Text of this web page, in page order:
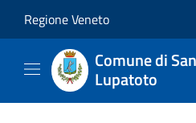
Regione Veneto
Comune di
Lupatoto